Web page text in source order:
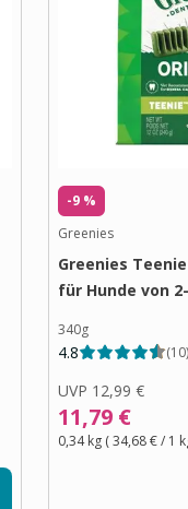
-9 %
Greenies
Greenies
für Hunde von
340g
4.8 (10)
UVP 12,99 €
11,79 €
0,34 kg (34,68 €/ 1